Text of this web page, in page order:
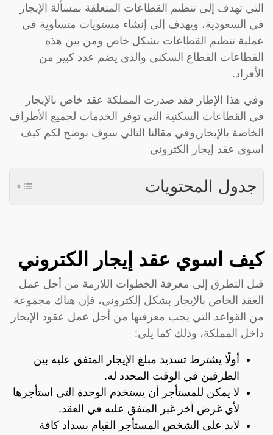
التي تهدف إلى تنظيم القطاعات المتعلقة بمسألة الإيجار
في السعودية، ويهدف إلى إنشاء مستويات متساوية في
عملية تنظيم القطاعات بشكل خاص ومن بين هذه
القطاعات القطاع السكني والذي يضم عدد كبير من
الأفراد.
وفي هذا الإطار فقد صدرت المملكة عقد خاص بالإيجار
في القطاعات السكنية التي توفر الخدمات لجميع الأطراف
الخاصة بالإيجار,وفي مقالنا التالي سوف نوضح لكم كيف
اسوي عقد إيجار الكتروني
جدول المحتويات
كيف اسوي عقد إيجار الكتروني
قبل التطرق إلى معرفة الخطوات اللازمة من أجل عمل
العقد الخاص بالإيجار بشكل إلكتروني، فإن هناك مجموعة
من القواعد التي يجب معرفتها من أجل عمل عقود الإيجار
داخل المملكة، وذلك كما يلي:
أولًا يشترط تسديد مبلغ الإيجار المتفق عليه بين
الطرفين في الوقت المحدد له.
لا يمكن للمستأجر أن يستخدم الوحدة التي استأجرها
لأي غرض آخر غير المتفق عليه في العقد.
لابد على الشخص المستأجر القيام بسداد كافة